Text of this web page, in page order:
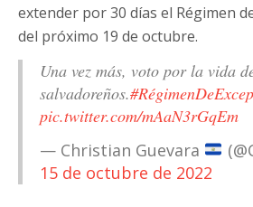
extender por 30 días el Régimen
del próximo 19 de octubre.
Una vez más, voto por la vida
salvadoreños.
pic.twitter.com/mAaN3rGqEm
— Christian Guevara
15 de octubre de 2022